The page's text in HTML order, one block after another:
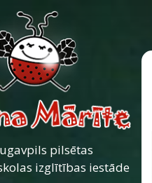
pilsētas
izglītības iestāde